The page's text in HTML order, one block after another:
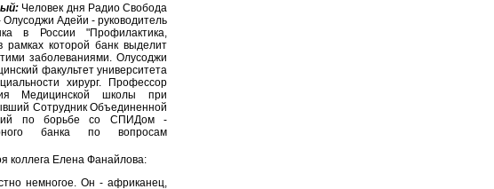
Человек дня Радио Свобода
Адейи - руководитель
в России "Профилактика,
рамках которой банк выделит
заболеваниями. Олусоджи
факультет университета
хирург. Профессор
Медицинской школы при
Сотрудник Объединенной
по борьбе со СПИДом -
банка по вопросам
коллега Елена Фанайлова:
немногое. Он - африканец,